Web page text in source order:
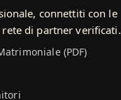
connettiti con le
di partner verificati.
(PDF)